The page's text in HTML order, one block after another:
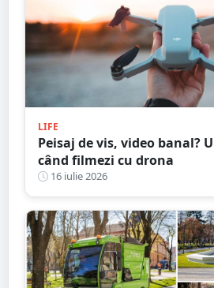
LIFE
Peisaj de vis, video banal?
când filmezi cu drona
16 iulie 2026